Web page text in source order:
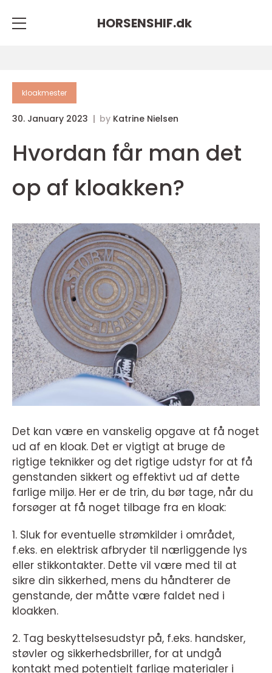
HORSENSHIF.dk
kloakmester
30. January 2023 by Katrine Nielsen
Hvordan får man det
op af kloakken?
Det kan være en vanskelig opgave at få noget
ud af en kloak. Det er vigtigt at bruge de
rigtige teknikker og det rigtige udstyr for at få
genstanden sikkert og effektivt ud af dette
farlige miljø. Her er de trin, du bør tage, når du
forsøger at få noget tilbage fra en kloak:
1. Sluk for eventuelle strømkilder i området,
f.eks. en elektrisk afbryder til nærliggende lys
eller stikkontakter. Dette vil være med til at
sikre din sikkerhed, mens du håndterer de
genstande, der måtte være faldet ned i
kloakken.
2. Tag beskyttelsesudstyr på, f.eks. handsker,
støvler og sikkerhedsbriller, for at undgå
kontakt med potentielt farlige materialer i